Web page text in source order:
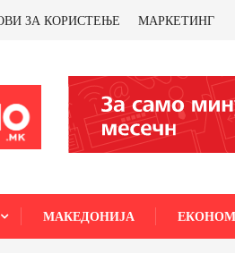
ЗА КОРИСТЕЊЕ МАРКЕТИНГ
МАКЕДОНИЈА